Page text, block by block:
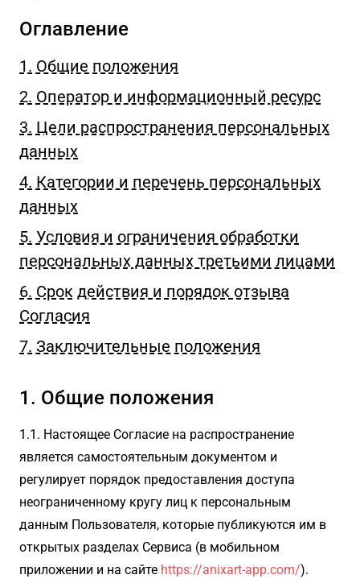
Оглавление
1. Общие положения
2. Оператор и информационный ресурс
3. Цели распространения персональных
данных
4. Категории и перечень персональных
данных
5. Условия и ограничения обработки
персональных данных третьими лицами
6. Срок действия и порядок отзыва
Согласия
7. Заключительные положения
1. Общие положения
1.1. Настоящее Согласие на распространение
является самостоятельным документом и
регулирует порядок предоставления доступа
неограниченному кругу лиц к персональным
данным Пользователя, которые публикуются им в
открытых разделах Сервиса (в мобильном
приложении и на сайте https://anixart-app.com/).